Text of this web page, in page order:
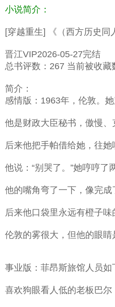
小说简介：
[穿越重生] 《（西方历史同
晋江VIP2026-05-27完结
总书评数：267 当前被收
简介：
感情版：1963年，伦敦。
他是财政大臣秘书，傲慢、
后来他把手帕借给她，往她
他说：“别哭了。”她哼哼了
他的嘴角弯了一下，像完成
后来他口袋里永远有橙子
伦敦的雾很大，但他的眼睛
事业版：菲昂斯旅馆人员如
喜欢狗眼看人低的老板巴